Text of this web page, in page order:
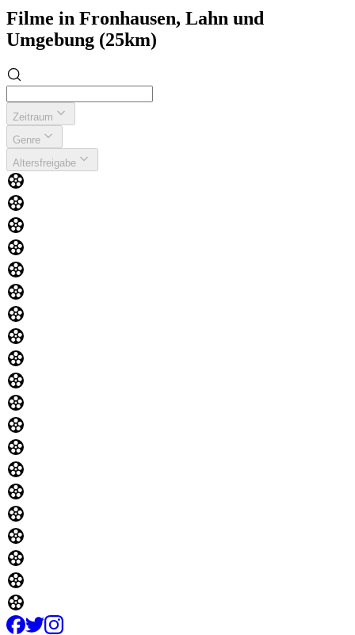
Filme in Fronhausen, Lahn und
Umgebung (25km)
Zeitraum
Genre
Altersfreigabe